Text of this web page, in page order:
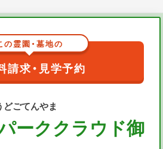
ごてんやま
ーククラウド御
の霊園・墓地の
請求・見学予約